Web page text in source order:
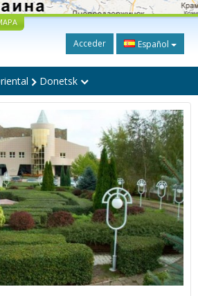
Acceder Español
Donetsk